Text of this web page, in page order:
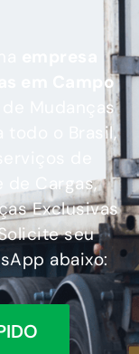
em Campo
Mudanças
todo o Brasil,
de
de Cargas,
Exclusivas
seu
abaixo: